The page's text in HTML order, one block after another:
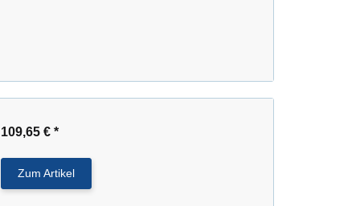
109,65 € *
Zum Artikel